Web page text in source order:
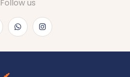
Follow us